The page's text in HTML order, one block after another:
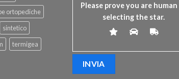
ortopediche
sintetico
termigea
Please prove you are human
selecting the star.